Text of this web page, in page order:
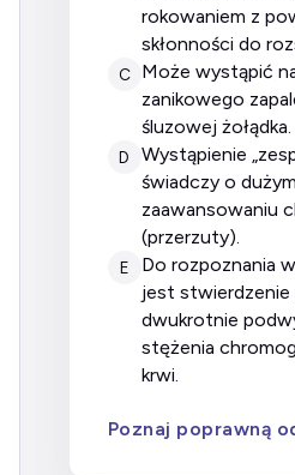
rokowaniem z
skłonności do
C
może wystąpić na podłożu
zanikowego
śluzowej żołądka.
D
wystąpienie „zespołu rakowiaka”
świadczy o dużym
zaawansowaniu
(przerzuty).
E
do rozpoznania wystarczające
jest stwierdzenie
dwukrotnie
stężenia
krwi.
Poznaj poprawną